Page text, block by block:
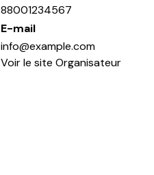
88001234567
E-mail
info@example.com
Voir le site Organisateur